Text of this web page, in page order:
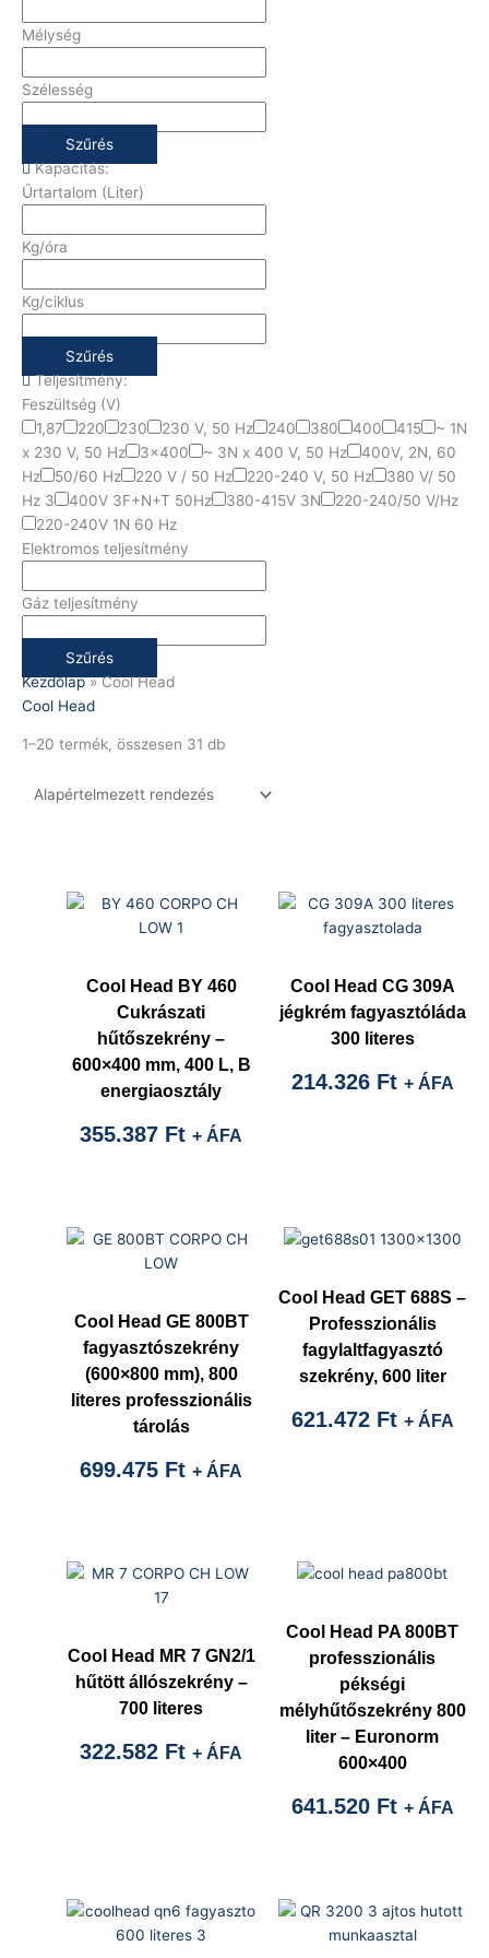
Mélység
Szélesség
Szűrés
Kapacitás:
Űrtartalom (Liter)
Kg/óra
Kg/ciklus
Szűrés
Teljesítmény:
Feszültség (V)
1,87
220 230 230 V, 50 Hz 240 380 400 415
~ 1N
x 230 V, 50 Hz
3x400 ~ 3N x 400 V, 50 Hz
400V, 2N, 60
Hz
50/60 Hz 220 V / 50 Hz 220-240 V, 50 Hz
380 V/ 50
Hz 3
400V 3F+N+T 50Hz 380-415V 3N
220-240/50 V/Hz
220-240V 1N 60 Hz
Elektromos teljesítmény
Gáz teljesítmény
Szűrés
Kezdőlap»Cool Head
Cool Head
1–20 termék, összesen 31 db
Cool Head BY 460
Cukrászati
hűtőszekrény –
600×400 mm, 400 L, B
energiaosztály
355.387 Ft + ÁFA
Cool Head CG 309A
jégkrém fagyasztóláda
300 literes
214.326 Ft + ÁFA
Cool Head GE 800BT
fagyasztószekrény
(600×800 mm), 800
literes professzionális
tárolás
699.475 Ft + ÁFA
Cool Head GET 688S –
Professzionális
fagylaltfagyasztó
szekrény, 600 liter
621.472 Ft + ÁFA
Cool Head MR 7 GN2/1
hűtött állószekrény –
700 literes
322.582 Ft + ÁFA
Cool Head PA 800BT
professzionális
pékségi
mélyhűtőszekrény 800
liter – Euronorm
600×400
641.520 Ft + ÁFA